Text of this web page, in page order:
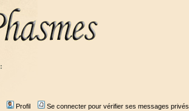
Profil Se connecter pour vérifier ses messages privés